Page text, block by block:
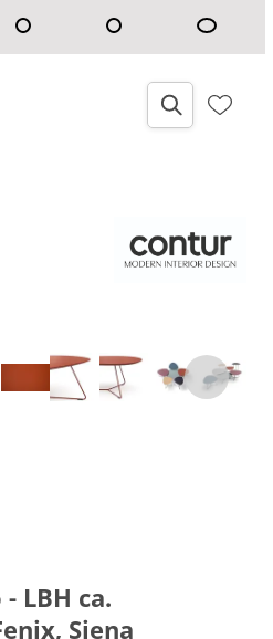
LBH ca.
Siena